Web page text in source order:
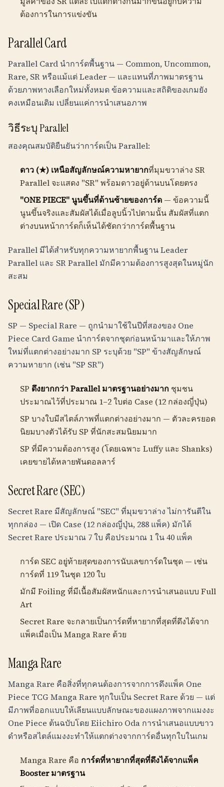
ต้องการในการแข่งขัน
Parallel Card
Parallel Card นำการ์ดพื้นฐาน — Common, Uncommon,
Rare, SR หรือแม้แต่ Leader — และแทนที่ภาพมาตรฐาน
ด้วยภาพทางเลือกใหม่ทั้งหมด ข้อความและสถิติของเกมยัง
คงเหมือนเดิม เปลี่ยนแค่การนำเสนอภาพ
วิธีระบุ Parallel
สองคุณสมบัติยืนยันว่าการ์ดเป็น Parallel:
ดาว (★) เหนือสัญลักษณ์ความหายากที่มุมขวาล่าง SR
Parallel จะแสดง "SR" พร้อมดาวอยู่ด้านบนโดยตรง
"ONE PIECE" นูนขึ้นที่ด้านซ้ายของการ์ด — ข้อความนี้
นูนขึ้นจริงและสัมผัสได้เมื่อลูบนิ้วไปตามนั้น สัมผัสที่แตก
ต่างบนหน้าการ์ดก็เห็นได้ชัดกว่าการ์ดพื้นฐาน
Parallel มีได้สำหรับทุกความหายากพื้นฐาน Leader
Parallel และ SR Parallel มักมีความต้องการสูงสุดในหมู่นัก
สะสม
Special Rare (SP)
SP — Special Rare — ถูกนำมาใช้ในปีที่สองของ One
Piece Card Game นำการ์ดจากชุดก่อนหน้ามาและให้ภาพ
ใหม่ที่แตกต่างอย่างมาก SP ระบุด้วย "SP" ข้างสัญลักษณ์
ความหายาก (เช่น "SP SR")
SP ดึงยากกว่า Parallel มาตรฐานอย่างมาก ชุมชน
ประมาณไว้ที่ประมาณ 1–2 ใบต่อ Case (12 กล่องญี่ปุ่น)
SP บางใบมีสไตล์ภาพที่แตกต่างอย่างมาก — ตัวละครยอด
นิยมบางตัวได้รับ SP ที่นักสะสมนิยมมาก
SP ที่มีความต้องการสูง (โดยเฉพาะ Luffy และ Shanks)
เคยขายได้หลายพันดอลลาร์
Secret Rare (SEC)
Secret Rare มีสัญลักษณ์ "SEC" ที่มุมขวาล่าง ไม่การันตีใน
ทุกกล่อง — เปิด Case (12 กล่องญี่ปุ่น, 288 แพ็ค) มักได้
Secret Rare ประมาณ 7 ใบ คือประมาณ 1 ใน 40 แพ็ค
การ์ด SEC อยู่ท้ายสุดของการนับเลขการ์ดในชุด — เช่น
การ์ดที่ 119 ในชุด 120 ใบ
มักมี Foiling ที่มีเนื้อสัมผัสหนักและการนำเสนอแบบ Full
Art
Secret Rare จะกลายเป็นการ์ดที่หายากที่สุดที่ดึงได้จาก
แพ็คเมื่อเป็น Manga Rare ด้วย
Manga Rare
Manga Rare คือสิ่งที่ทุกคนต้องการจากการดึงแพ็ค One
Piece TCG Manga Rare ทุกใบเป็น Secret Rare ด้วย — แต่
มีภาพที่ออกแบบให้เลียนแบบลักษณะของแผงภาพจากแมงงะ
One Piece ต้นฉบับโดย Eiichiro Oda การนำเสนอแบบขาว
ดำหรือสไตล์แมงงะทำให้แตกต่างจากการ์ดอื่นทุกใบในเกม
Manga Rare คือ การ์ดที่หายากที่สุดที่ดึงได้จากแพ็ค
Booster มาตรฐาน